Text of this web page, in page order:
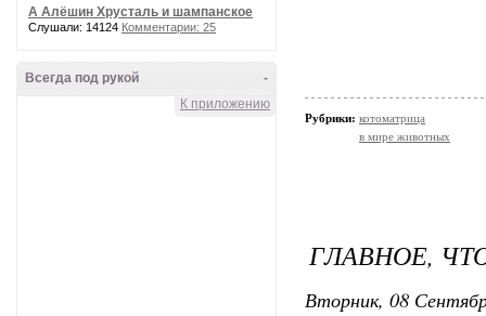
А Алёшин Хрусталь и шампанское
Слушали: 14124 Комментарии: 25
-
Всегда под рукой
К приложению
Рубрики: котоматрица
в мире животных
ГЛАВНОЕ,
Вторник, 08